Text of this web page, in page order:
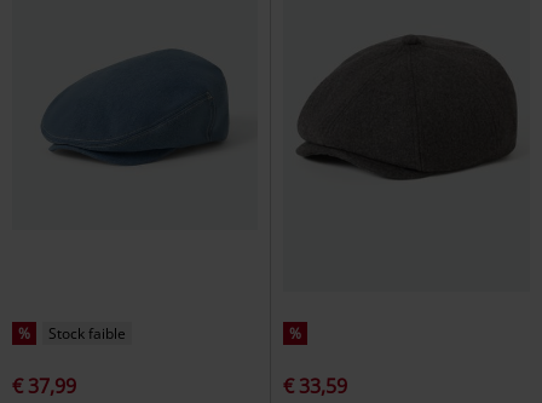
% Stock faible
€ 37,99
%
€ 33,59